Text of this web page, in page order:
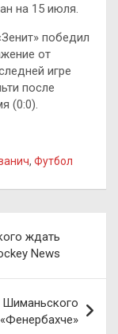
на 15 июля.
победил
от
игре
после
(0:0).
, Футбол
ждать
News